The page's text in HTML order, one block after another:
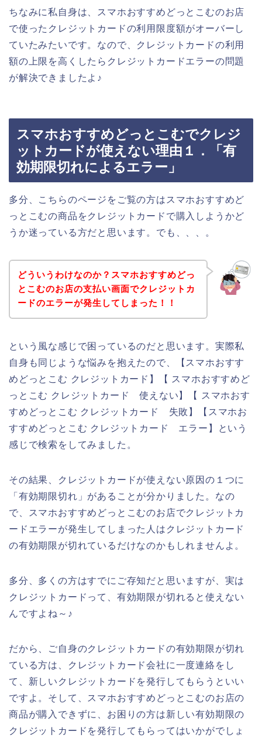
ちなみに私自身は、スマホおすすめどっとこむのお店
で使ったクレジットカードの利用限度額がオーバーし
ていたみたいです。なので、クレジットカードの利用
額の上限を高くしたらクレジットカードエラーの問題
が解決できましたよ♪
スマホおすすめどっとこむでクレジ
ットカードが使えない理由１．「有
効期限切れによるエラー」
多分、こちらのページをご覧の方はスマホおすすめど
っとこむの商品をクレジットカードで購入しようかど
うか迷っている方だと思います。でも、、、。
どういうわけなのか？スマホおすすめどっ
とこむのお店の支払い画面でクレジットカ
ードのエラーが発生してしまった！！
という風な感じで困っているのだと思います。実際私
自身も同じような悩みを抱えたので、【スマホおすす
めどっとこむ クレジットカード】【 スマホおすすめど
っとこむ クレジットカード 使えない】【 スマホおす
すめどっとこむ クレジットカード 失敗】【スマホお
すすめどっとこむ クレジットカード エラー】という
感じで検索をしてみました。
その結果、クレジットカードが使えない原因の１つに
「有効期限切れ」があることが分かりました。なの
で、スマホおすすめどっとこむのお店でクレジットカ
ードエラーが発生してしまった人はクレジットカード
の有効期限が切れているだけなのかもしれませんよ。
多分、多くの方はすでにご存知だと思いますが、実は
クレジットカードって、有効期限が切れると使えない
んですよね～♪
だから、ご自身のクレジットカードの有効期限が切れ
ている方は、クレジットカード会社に一度連絡をし
て、新しいクレジットカードを発行してもらうといい
ですよ。そして、スマホおすすめどっとこむのお店の
商品が購入できずに、お困りの方は新しい有効期限の
クレジットカードを発行してもらってはいかがでしょ